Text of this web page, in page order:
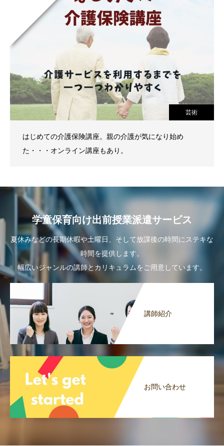
芸術
はじめての介護保険講座。親の介護が気になり始め
た・・・オンライン講座もあり。
学童保育向け出前授業派遣サービス
夏休みなどの長期休暇や土曜日、そして放課後の時間にステキな
時間を提供します。
幅広いジャンルの講師とカリキュラムをご用意しています。
講師紹介
お問い合わせ